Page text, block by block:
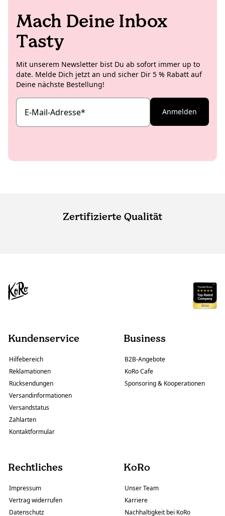
Mach Deine Inbox
Tasty
Mit unserem Newsletter bist Du ab sofort immer up to
date. Melde Dich jetzt an und sicher Dir 5 % Rabatt auf
Deine nächste Bestellung!
E-Mail-Adresse* Anmelden
Zertifizierte Qualität
Kundenservice
Hilfebereich
Reklamationen
Rücksendungen
Versandinformationen
Versandstatus
Zahlarten
Kontaktformular
Business
B2B-Angebote
KoRo Cafe
Sponsoring & Kooperationen
Rechtliches
Impressum
Vertrag widerrufen
Datenschutz
KoRo
Unser Team
Karriere
Nachhaltigkeit bei KoRo